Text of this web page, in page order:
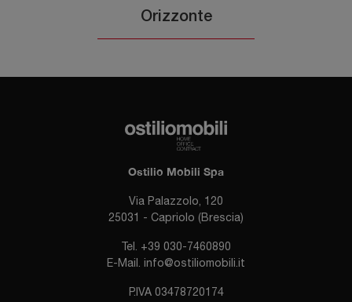
Orizzonte
Ostilio Mobili Spa
Via Palazzolo, 120
25031 - Capriolo (Brescia)
Tel. +39 030-7460890
E-Mail. info@ostiliomobili.it
P.IVA 03478720174